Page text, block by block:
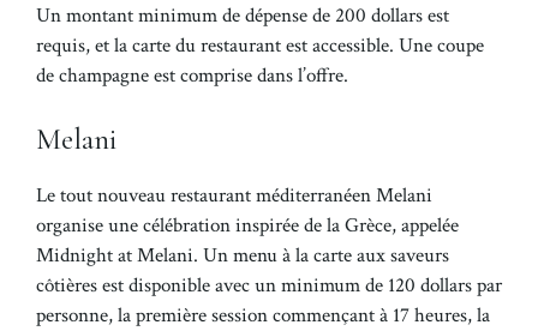
Un montant minimum de dépense de 200 dollars est
requis, et la carte du restaurant est accessible. Une coupe
de champagne est comprise dans l’offre.
Melani
Le tout nouveau restaurant méditerranéen Melani
organise une célébration inspirée de la Grèce, appelée
Midnight at Melani. Un menu à la carte aux saveurs
côtières est disponible avec un minimum de 120 dollars par
personne, la première session commençant à 17 heures, la